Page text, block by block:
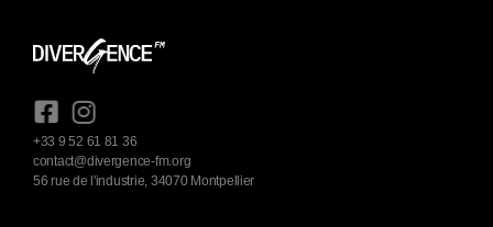
+33 9 52 61 81 36
contact@divergence-fm.org
56 rue de l'industrie, 34070 Montpellier